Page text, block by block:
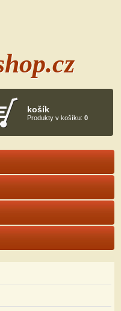
košík
Produkty v košíku: 0